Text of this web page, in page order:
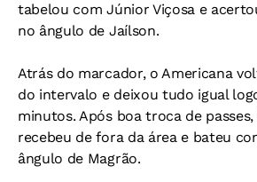
tabelou com Júnior Viçosa e
no ângulo de Jaílson.
Atrás do marcador, o Americana
do intervalo e deixou tudo igual
minutos. Após boa troca de
recebeu de fora da área e bateu
ângulo de Magrão.